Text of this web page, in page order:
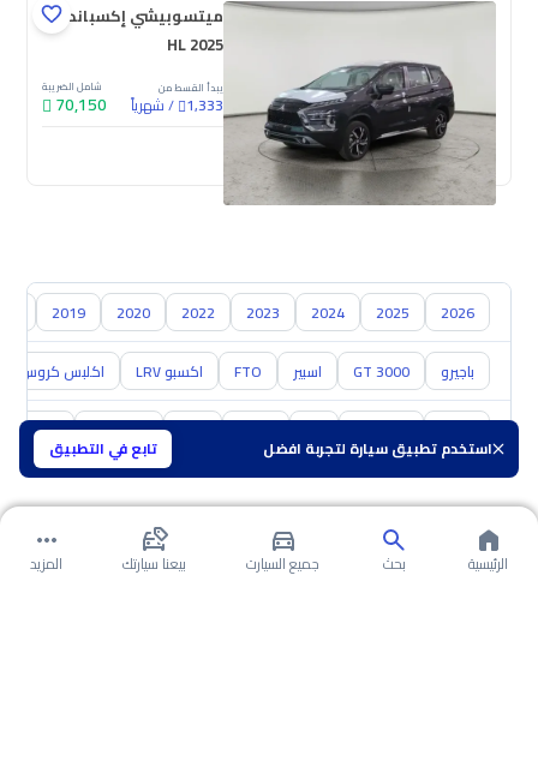
استخدم تطبيق سيارة لتجربة افضل تابع في التطبيق
ميتسوبيشي إكسباندر
HL 2025
يبدأ القسط من
1,333
/شهرياً
شامل الضريبة
70,150
جديدة
2026
2025
2024
2023
2022
2020
2019
باجيرو GT 3000 اسبير FTO اكسبو LRV اكلبس كروس
سوزوكي هافال
الرئيسية بحث جميع السيارت بيعنا سيارتك المزيد